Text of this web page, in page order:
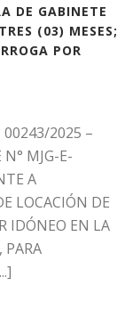
DE GABINETE
(03) MESES;
POR
00243/2025 –
N° MJG-E-
A
LOCACIÓN DE
IDÓNEO EN LA
PARA